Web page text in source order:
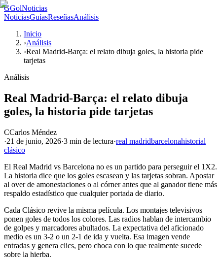
GGolNoticias
NoticiasGuíasReseñasAnálisis
Inicio
›Análisis
›Real Madrid-Barça: el relato dibuja goles, la historia pide
tarjetas
Análisis
Real Madrid-Barça: el relato dibuja
goles, la historia pide tarjetas
CCarlos Méndez
·21 de junio, 2026·3 min de lectura·real madridbarcelonahistorial
clásico
El Real Madrid vs Barcelona no es un partido para perseguir el 1X2.
La historia dice que los goles escasean y las tarjetas sobran. Apostar
al over de amonestaciones o al córner antes que al ganador tiene más
respaldo estadístico que cualquier portada de diario.
Cada Clásico revive la misma película. Los montajes televisivos
ponen goles de todos los colores. Las radios hablan de intercambio
de golpes y marcadores abultados. La expectativa del aficionado
medio es un 3-2 o un 2-1 de ida y vuelta. Esa imagen vende
entradas y genera clics, pero choca con lo que realmente sucede
sobre la hierba.